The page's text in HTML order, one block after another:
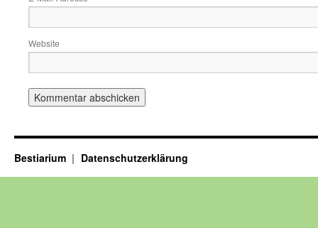
Website
Bestiarium Datenschutzerklärung